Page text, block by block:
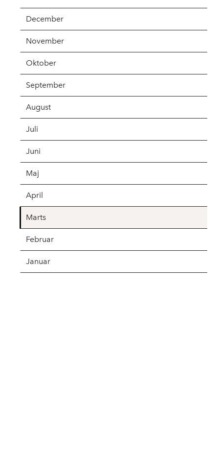
December
November
Oktober
September
August
Juli
Juni
Maj
April
Marts
Februar
Januar